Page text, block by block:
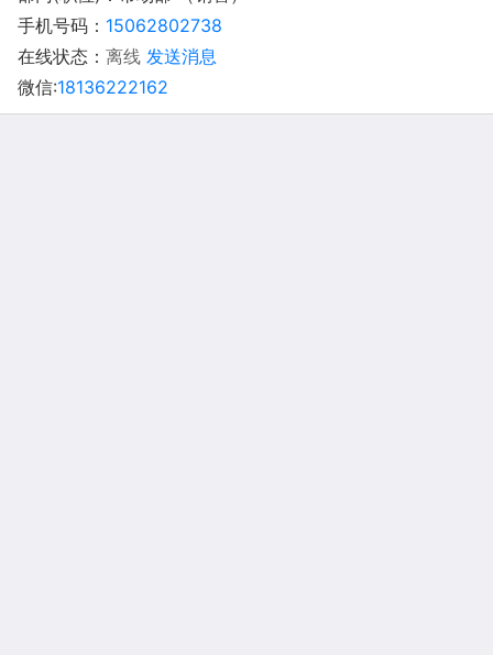
手机号码： 15062802738
在线状态： 离线 发送消息
微信:18136222162